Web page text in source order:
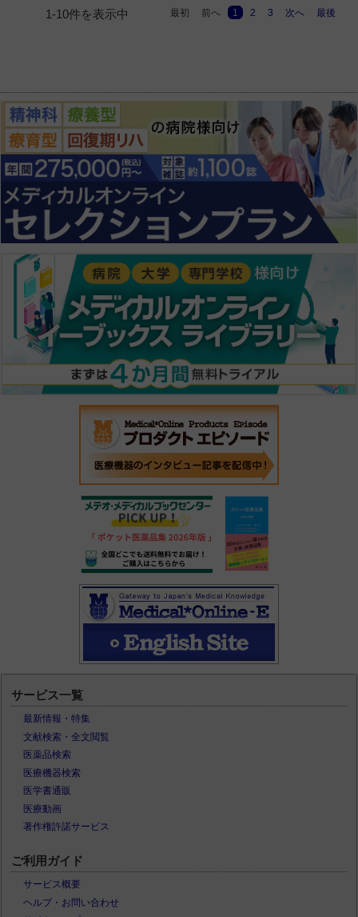
1-10件を表示中 最初 前へ 1 2 3 次へ 最後
サービス一覧
最新情報・特集
文献検索・全文閲覧
医薬品検索
医療機器検索
医学書通販
医療動画
著作権許諾サービス
ご利用ガイド
サービス概要
ヘルプ・お問い合わせ